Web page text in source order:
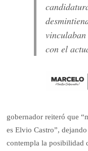
con el
gobernador reiteró que
es Elvio Castro”,
contempla la posibilidad